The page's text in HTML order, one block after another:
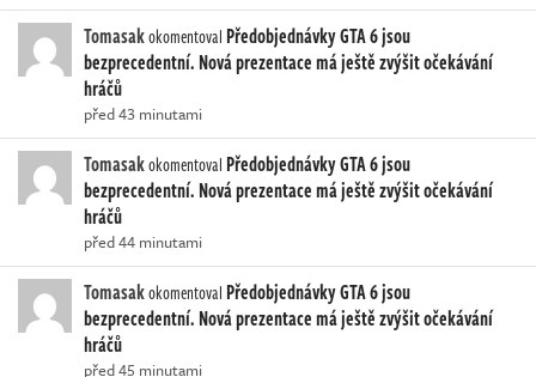
Tomasakokomentoval Předobjednávky GTA 6 jsou
bezprecedentní. Nová prezentace má ještě zvýšit očekávání
hráčů
před 43 minutami
Tomasakokomentoval Předobjednávky GTA 6 jsou
bezprecedentní. Nová prezentace má ještě zvýšit očekávání
hráčů
před 44 minutami
Tomasakokomentoval Předobjednávky GTA 6 jsou
bezprecedentní. Nová prezentace má ještě zvýšit očekávání
hráčů
před 45 minutami